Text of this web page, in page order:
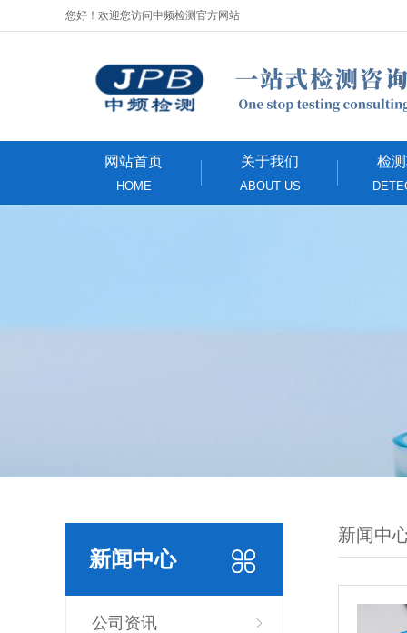
您好！欢迎您访问中频检测官方网站
网站首页
HOME
关于我们
ABOUT US
检
新闻中心
公司资讯
新闻中